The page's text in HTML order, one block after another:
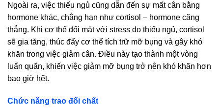
Ngoài ra, việc thiếu ngủ cũng dẫn đến sự mất cân bằng
hormone khác, chẳng hạn như cortisol – hormone căng
thẳng. Khi cơ thể đối mặt với stress do thiếu ngủ, cortisol
sẽ gia tăng, thúc đẩy cơ thể tích trữ mỡ bụng và gây khó
khăn trong việc giảm cân. Điều này tạo thành một vòng
luẩn quẩn, khiến việc giảm mỡ bụng trở nên khó khăn hơn
bao giờ hết.
Chức năng trao đổi chất